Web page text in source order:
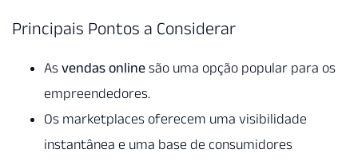
Principais Pontos a Considerar
As vendas online são uma opção popular para os
empreendedores.
Os marketplaces oferecem uma visibilidade
instantânea e uma base de consumidores